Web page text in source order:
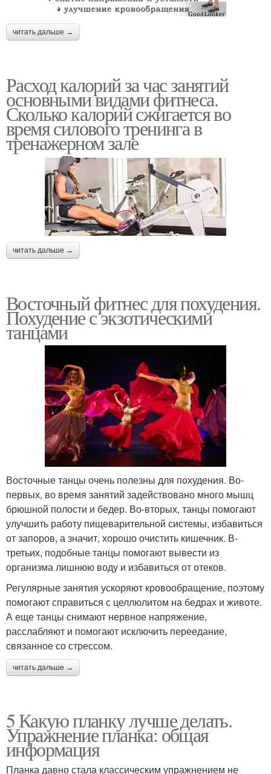
читать дальше →
Расход калорий за час занятий
основными видами фитнеса.
Сколько калорий сжигается во
время силового тренинга в
тренажерном зале
читать дальше →
Восточный фитнес для похудения.
Похудение с экзотическими
танцами
Восточные танцы очень полезны для похудения. Во-
первых, во время занятий задействовано много мышц
брюшной полости и бедер. Во-вторых, танцы помогают
улучшить работу пищеварительной системы, избавиться
от запоров, а значит, хорошо очистить кишечник. В-
третьих, подобные танцы помогают вывести из
организма лишнюю воду и избавиться от отеков.
Регулярные занятия ускоряют кровообращение, поэтому
помогают справиться с целлюлитом на бедрах и животе.
А еще танцы снимают нервное напряжение,
расслабляют и помогают исключить переедание,
связанное со стрессом.
читать дальше →
5 Какую планку лучше делать.
Упражнение планка: общая
информация
Планка давно стала классическим упражнением не